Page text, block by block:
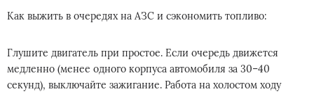
Как выжить в очередях на АЗС и сэкономить топливо:
Глушите двигатель при простое. Если очередь движется
медленно (менее одного корпуса автомобиля за 30–40
секунд), выключайте зажигание. Работа на холостом ходу